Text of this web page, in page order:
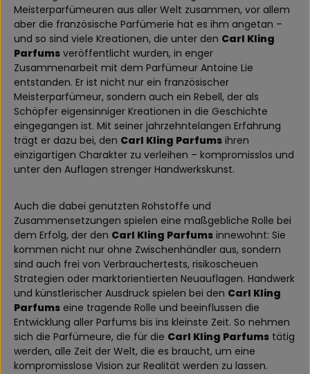
Meisterparfümeuren aus aller Welt zusammen, vor allem
aber die französische Parfümerie hat es ihm angetan –
und so sind viele Kreationen, die unter den Carl Kling
Parfums veröffentlicht wurden, in enger
Zusammenarbeit mit dem Parfümeur Antoine Lie
entstanden. Er ist nicht nur ein französischer
Meisterparfümeur, sondern auch ein Rebell, der als
Schöpfer eigensinniger Kreationen in die Geschichte
eingegangen ist. Mit seiner jahrzehntelangen Erfahrung
trägt er dazu bei, den Carl Kling Parfums ihren
einzigartigen Charakter zu verleihen – kompromisslos und
unter den Auflagen strenger Handwerkskunst.
Auch die dabei genutzten Rohstoffe und
Zusammensetzungen spielen eine maßgebliche Rolle bei
dem Erfolg, der den Carl Kling Parfums innewohnt: Sie
kommen nicht nur ohne Zwischenhändler aus, sondern
sind auch frei von Verbrauchertests, risikoscheuen
Strategien oder marktorientierten Neuauflagen. Handwerk
und künstlerischer Ausdruck spielen bei den Carl Kling
Parfums eine tragende Rolle und beeinflussen die
Entwicklung aller Parfums bis ins kleinste Zeit. So nehmen
sich die Parfümeure, die für die Carl Kling Parfums tätig
werden, alle Zeit der Welt, die es braucht, um eine
kompromisslose Vision zur Realität werden zu lassen.